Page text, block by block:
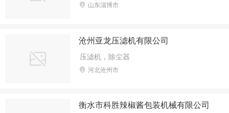
山东淄博市
沧州亚龙压滤机有限公司
压滤机，除尘器
河北沧州市
衡水市科胜辣椒酱包装机械有限公司